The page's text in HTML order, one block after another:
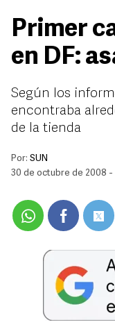
Primer
en DF:
Según los
encontraba
de la tienda
Por: SUN
30 de octubre de 2008 -